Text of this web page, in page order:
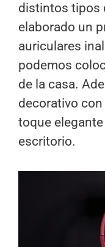
distintos tipos
elaborado un
auriculares
podemos
de la casa.
decorativo
toque elegante
escritorio.